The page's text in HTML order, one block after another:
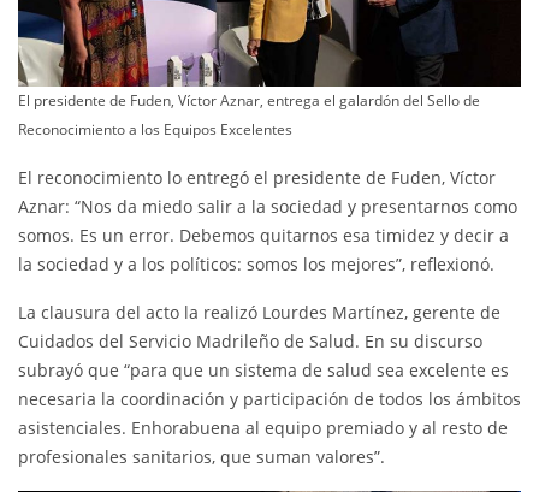
El presidente de Fuden, Víctor Aznar, entrega el galardón del Sello de
Reconocimiento a los Equipos Excelentes
El reconocimiento lo entregó el presidente de Fuden, Víctor
Aznar: “Nos da miedo salir a la sociedad y presentarnos como
somos. Es un error. Debemos quitarnos esa timidez y decir a
la sociedad y a los políticos: somos los mejores”, reflexionó.
La clausura del acto la realizó Lourdes Martínez, gerente de
Cuidados del Servicio Madrileño de Salud. En su discurso
subrayó que “para que un sistema de salud sea excelente es
necesaria la coordinación y participación de todos los ámbitos
asistenciales. Enhorabuena al equipo premiado y al resto de
profesionales sanitarios, que suman valores”.